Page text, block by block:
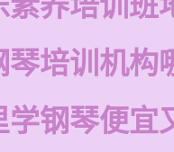
琴培训机构
学钢琴便宜